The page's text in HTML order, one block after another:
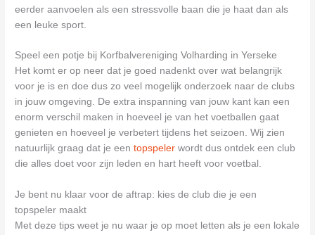
eerder aanvoelen als een stressvolle baan die je haat dan als
een leuke sport.
Speel een potje bij Korfbalvereniging Volharding in Yerseke
Het komt er op neer dat je goed nadenkt over wat belangrijk
voor je is en doe dus zo veel mogelijk onderzoek naar de clubs
in jouw omgeving. De extra inspanning van jouw kant kan een
enorm verschil maken in hoeveel je van het voetballen gaat
genieten en hoeveel je verbetert tijdens het seizoen. Wij zien
natuurlijk graag dat je eentopspeler wordt dus ontdek een club
die alles doet voor zijn leden en hart heeft voor voetbal.
Je bent nu klaar voor de aftrap: kies de club die je een
topspeler maakt
Met deze tips weet je nu waar je op moet letten als je een lokale